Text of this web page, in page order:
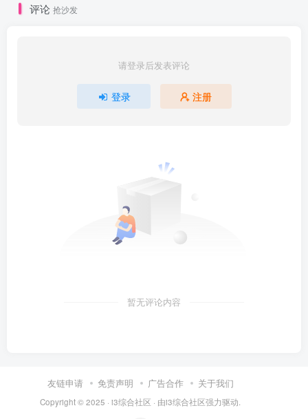
评论 抢沙发
请登录后发表评论
登录 注册
暂无评论内容
友链申请 免责声明 广告合作 关于我们
Copyright © 2025 · i3综合社区 · 由i3综合社区强力驱动.